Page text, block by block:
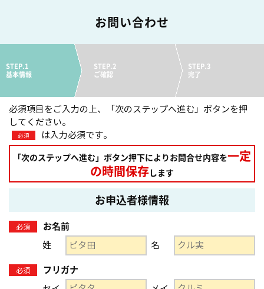
お問い合わせ
STEP.1
基本情報
STEP.2
ご確認
STEP.3
完了
必須項目をご入力の上、「次のステップへ進む」ボタンを押
してください。
必須 は入力必須です。
「次のステップへ進む」ボタン押下によりお問合せ内容を一定
の時間保存 します
お申込者様情報
必須 お名前
姓 名
必須 フリガナ